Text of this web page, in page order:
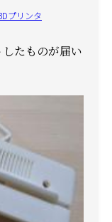
プリンタ
たものが届い